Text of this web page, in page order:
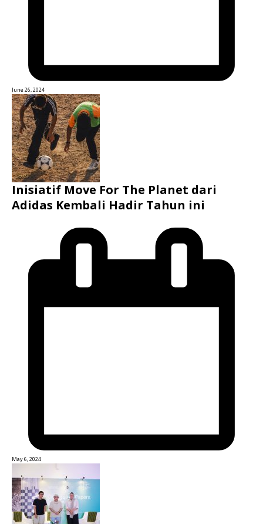
June 26, 2024
Inisiatif Move For The Planet dari
Adidas Kembali Hadir Tahun ini
May 6, 2024